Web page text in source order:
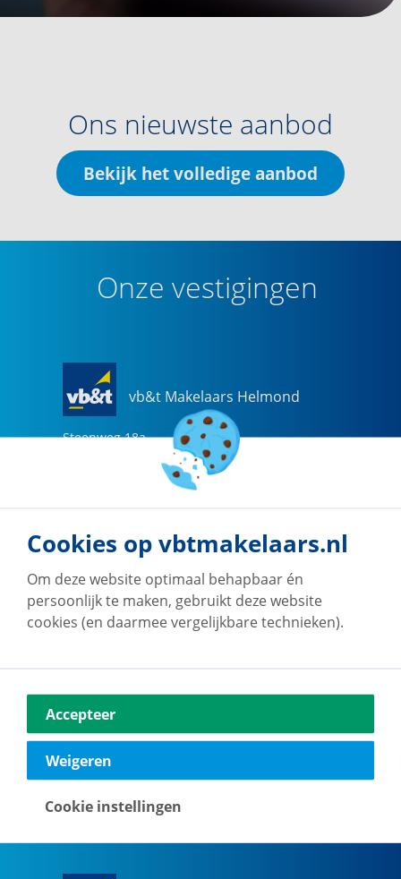
Ons nieuwste aanbod
Bekijk het volledige aanbod
Onze vestigingen
vb&t Makelaars Helmond
Steenweg 18a
helmond@vbtmakelaars.nl
Naar vestiging
Vestdijk 180
5611 CZ Eindhoven
040-2696949
Cookies op vbtmakelaars.nl
Om deze website optimaal behapbaar én
persoonlijk te maken, gebruikt deze website
cookies (en daarmee vergelijkbare technieken).
Accepteer
Weigeren
Cookie instellingen